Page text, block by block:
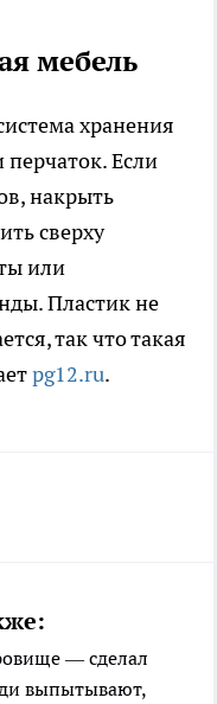
мебель
хранения
Если
накрыть
сверху
или
Пластик не
так что такая
pg12.ru.
— сделал
выпытывают,